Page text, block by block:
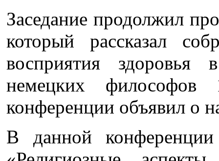
Заседание продолжил
который рассказал
восприятия
немецких
конференции объявил о
В данной